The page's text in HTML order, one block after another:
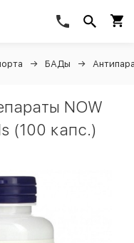
БАДы
NOW
(100 капс.)